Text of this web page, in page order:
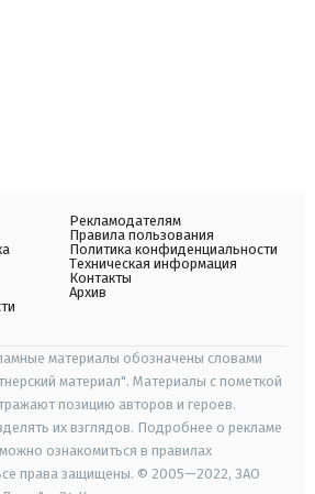
Рекламодателям
Правила пользования
Политика конфиденциальности
Техническая информация
Контакты
Архив
материалы обозначены словами
материал". Материалы с пометкой
позицию авторов и героев.
их взглядов. Подробнее о рекламе
ознакомиться в правилах
права защищены. © 2005—2022, ЗАО